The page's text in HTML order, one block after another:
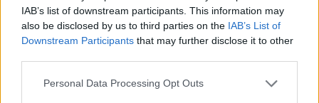
IAB’s list of downstream participants. This information may
also be disclosed by us to third parties on the IAB’s List of
Downstream Participants that may further disclose it to other
Personal Data Processing Opt Outs